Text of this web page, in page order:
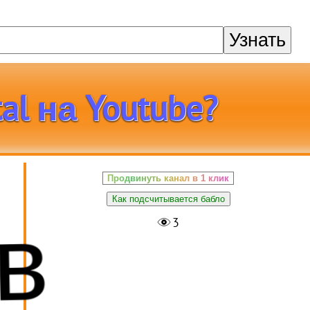
Узнать
на Youtube?
Продвинуть канал в 1 клик
Как подсчитывается бабло
3